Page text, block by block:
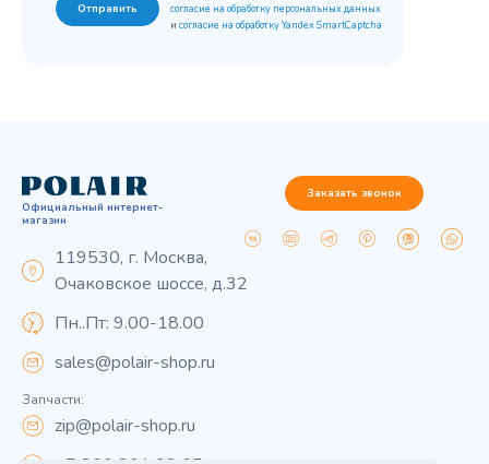
Отправить
согласие на обработку персональных данных
и согласие на обработку Yandex SmartCaptcha
Официальный интернет-
магазин
119530, г. Москва,
Очаковское шоссе, д.32
Пн..Пт: 9.00-18.00
sales@polair-shop.ru
Запчасти:
zip@polair-shop.ru
Заказать звонок